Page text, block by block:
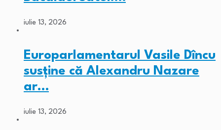
iulie 13, 2026
Europarlamentarul Vasile Dîncu
susține că Alexandru Nazare
ar…
iulie 13, 2026